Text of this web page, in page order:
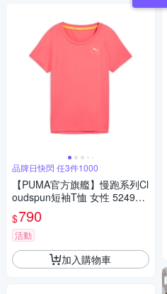
品牌日快閃 任3件1000
【PUMA官方旗艦】慢跑系列Cl
oudspun短袖T恤 女性 524961
16
$790
活動
加入購物車